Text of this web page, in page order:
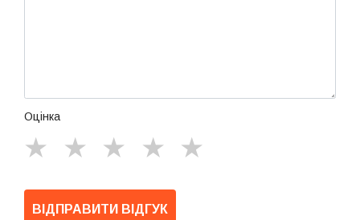
Оцінка
★
★
★
★
★
ВІДПРАВИТИ ВІДГУК